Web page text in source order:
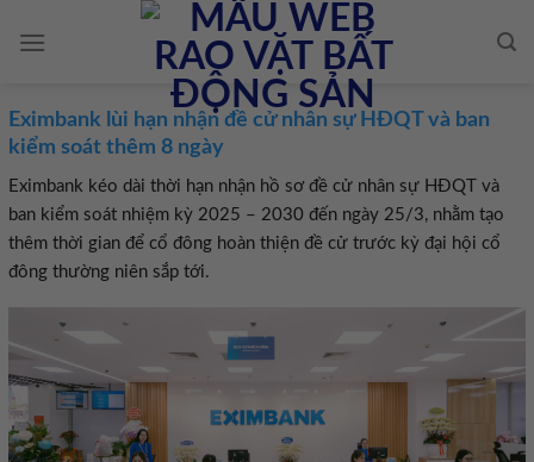
Eximbank lùi hạn nhận đề cử nhân sự HĐQT và ban
kiểm soát thêm 8 ngày
Eximbank kéo dài thời hạn nhận hồ sơ đề cử nhân sự HĐQT và
ban kiểm soát nhiệm kỳ 2025 – 2030 đến ngày 25/3, nhằm tạo
thêm thời gian để cổ đông hoàn thiện đề cử trước kỳ đại hội cổ
đông thường niên sắp tới.